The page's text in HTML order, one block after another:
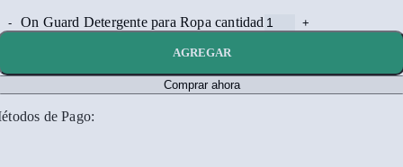
On Guard Detergente para Ropa cantidad
AGREGAR
Comprar ahora
de Pago: